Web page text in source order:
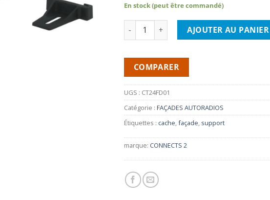
En stock (peut être commandé)
quantité de CONNECTS2 CT24FD01- Cache
AJOUTER AU PANIER
COMPARER
UGS : CT24FD01
Catégorie : FAÇADES AUTORADIOS
Étiquettes : cache,façade, support
marque: CONNECTS 2